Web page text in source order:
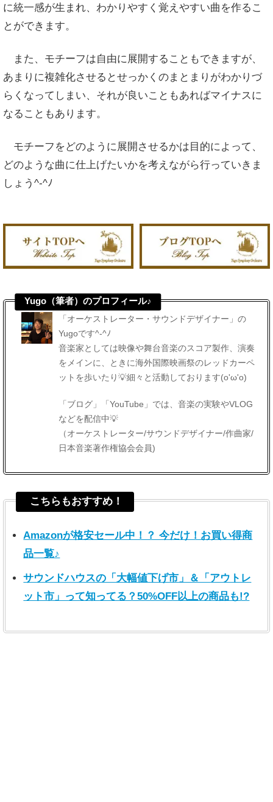
に統一感が生まれ、わかりやすく覚えやすい曲を作るこ
とができます。
また、モチーフは自由に展開することもできますが、
あまりに複雑化させるとせっかくのまとまりがわかりづ
らくなってしまい、それが良いこともあればマイナスに
なることもあります。
モチーフをどのように展開させるかは目的によって、
どのような曲に仕上げたいかを考えながら行っていきま
しょう^-^ﾉ
Yugo（筆者）のプロフィール♪
「オーケストレーター・サウンドデザイナー」の
Yugoです^-^ﾉ
音楽家としては映像や舞台音楽のスコア製作、演奏
をメインに、ときに海外国際映画祭のレッドカーペ
ットを歩いたり💡細々と活動しております(o'ω'o)
「ブログ」「YouTube」では、音楽の実験やVLOG
などを配信中💡
（オーケストレーター/サウンドデザイナー/作曲家/
日本音楽著作権協会会員)
こちらもおすすめ！
Amazonが格安セール中！？ 今だけ！お買い得商
品一覧♪
サウンドハウスの「大幅値下げ市」＆「アウトレ
ット市」って知ってる？50%OFF以上の商品も!?